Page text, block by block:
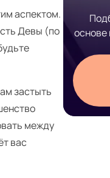
аспектом.
Девы (по
застыть
между
вас
основе